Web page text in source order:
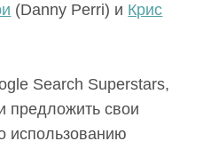
(Danny Perri) и Крис
Search Superstars,
предложить свои
использованию